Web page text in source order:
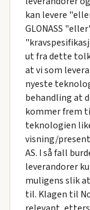
kan levere
GLONASS
ut fra dette
at vi som
nyeste
behandling at
kommer frem
teknologien
visning/
AS. I så fall
leverandorer
muligens slik
til. Klagen til